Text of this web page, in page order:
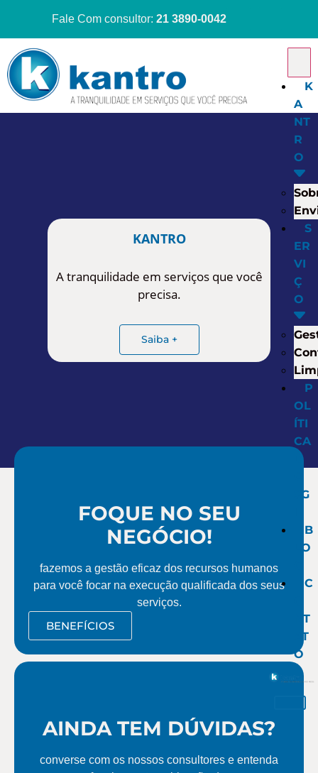
Fale Com consultor:21 3890-0042
K
A
NT
R
O
S
ER
VI
Ç
O
P
OL
ÍTI
CA
D
SG
B
LO
C
NT
AT
O
KANTRO
A tranquilidade em serviços que você
precisa.
Saiba +
FOQUE NO SEU
NEGÓCIO!
fazemos a gestão eficaz dos recursos humanos
para você focar na execução qualificada dos seus
serviços.
BENEFÍCIOS
AINDA TEM DÚVIDAS?
converse com os nossos consultores e entenda